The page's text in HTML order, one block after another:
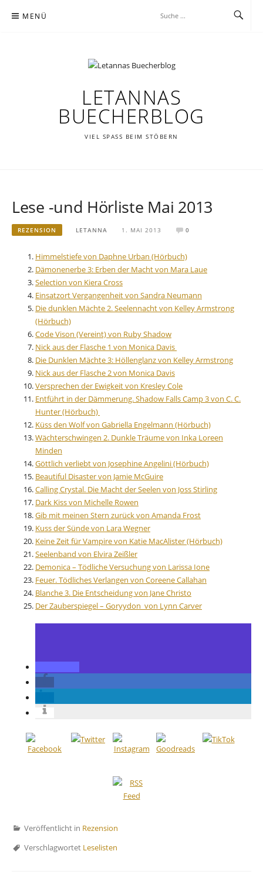
Inhalt MENÜ
LETANNAS
BUECHERBLOG
VIEL SPASS BEIM STÖBERN
Lese -und Hörliste Mai 2013
REZENSION LETANNA 1. MAI 2013 0
Himmelstiefe von Daphne Urban (Hörbuch)
Dämonenerbe 3: Erben der Macht von Mara Laue
Selection von Kiera Cross
Einsatzort Vergangenheit von Sandra Neumann
Die dunklen Mächte 2. Seelennacht von Kelley Armstrong
(Hörbuch)
Code Vison (Vereint) von Ruby Shadow
Nick aus der Flasche 1 von Monica Davis
Die Dunklen Mächte 3: Höllenglanz von Kelley Armstrong
Nick aus der Flasche 2 von Monica Davis
Versprechen der Ewigkeit von Kresley Cole
Entführt in der Dämmerung. Shadow Falls Camp 3 von C. C.
Hunter (Hörbuch)
Küss den Wolf von Gabriella Engelmann (Hörbuch)
Wächterschwingen 2. Dunkle Träume von Inka Loreen
Minden
Göttlich verliebt von Josephine Angelini (Hörbuch)
Beautiful Disaster von Jamie McGuire
Calling Crystal. Die Macht der Seelen von Joss Stirling
Dark Kiss von Michelle Rowen
Gib mit meinen Stern zurück von Amanda Frost
Kuss der Sünde von Lara Wegner
Keine Zeit für Vampire von Katie MacAlister (Hörbuch)
Seelenband von Elvira Zeißler
Demonica – Tödliche Versuchung von Larissa Ione
Feuer. Tödliches Verlangen von Coreene Callahan
Blanche 3. Die Entscheidung von Jane Christo
Der Zauberspiegel – Goryydon von Lynn Carver
Veröffentlicht in Rezension
Verschlagwortet Leselisten